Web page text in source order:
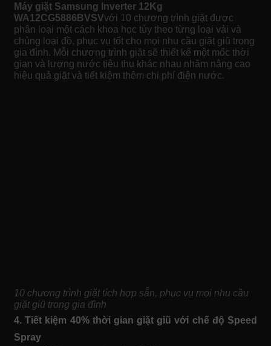
Máy giặt Samsung Inverter 12Kg
WA12CG5886BVSVvới 10 chương trình giặt được
phân loại một cách khoa học tùy theo từng loại vải và
chủng loại đồ, phục vụ tốt cho mọi nhu cầu giặt giũ trong
gia đình. Mỗi chương trình giặt sẽ thiết kế một mốc thời
gian và lượng nước tiêu thụ khác nhau nhằm nâng cao
hiệu quả giặt và tiết kiệm thêm chi phí điện nước.
10 chương trình giặt tích hợp sẵn, phục vụ mọi nhu cầu
giặt giũ trong gia đình
4. Tiết kiệm 40% thời gian giặt giũ với chế độ Speed
Spray